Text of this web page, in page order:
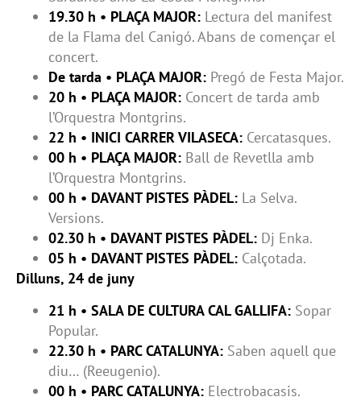
19.30 h • PLAÇA MAJOR: Lectura del manifest
de la Flama del Canigó. Abans de començar el
concert.
De tarda • PLAÇA MAJOR: Pregó de Festa Major.
20 h • PLAÇA MAJOR: Concert de tarda amb
l’Orquestra Montgrins.
22 h • INICI CARRER VILASECA: Cercatasques.
00 h • PLAÇA MAJOR: Ball de Revetlla amb
l’Orquestra Montgrins.
00 h • DAVANT PISTES PÀDEL: La Selva.
Versions.
02.30 h • DAVANT PISTES PÀDEL: Dj Enka.
05 h • DAVANT PISTES PÀDEL: Calçotada.
Dilluns, 24 de juny
21 h • SALA DE CULTURA CAL GALLIFA: Sopar
Popular.
22.30 h • PARC CATALUNYA: Saben aquell que
diu… (Reeugenio).
00 h • PARC CATALUNYA: Electrobacasis.